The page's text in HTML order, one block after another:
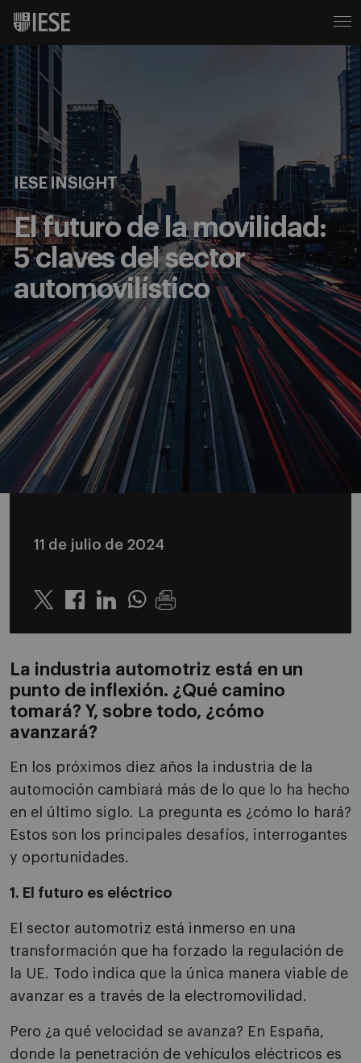
IESE INSIGHT
El futuro de la movilidad:
5 claves del sector
automovilístico
11 de julio de 2024
Twitter LinkedinWhatsapp
La industria automotriz está en un
punto de inflexión. ¿Qué camino
tomará? Y, sobre todo, ¿cómo
avanzará?
En los próximos diez años la industria de la
automoción cambiará más de lo que lo ha hecho
en el último siglo. La pregunta es ¿cómo lo hará?
Estos son los principales desafíos, interrogantes
y oportunidades.
1. El futuro es eléctrico
El sector automotriz está inmerso en una
transformación que ha forzado la regulación de
la UE. Todo indica que la única manera viable de
avanzar es a través de la electromovilidad.
Pero ¿a qué velocidad se avanza? En España,
donde la penetración de vehículos eléctricos es